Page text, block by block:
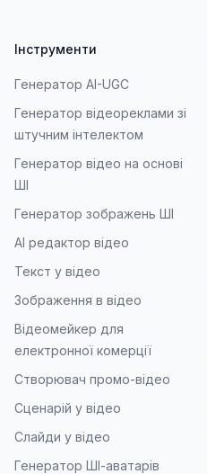
Інструменти
Генератор AI-UGC
Генератор відеореклами зі
штучним інтелектом
Генератор відео на основі
ШІ
Генератор зображень ШІ
AI редактор відео
Текст у відео
Зображення в відео
Відеомейкер для
електронної комерції
Створювач промо-відео
Сценарій у відео
Слайди у відео
Генератор ШІ-аватарів